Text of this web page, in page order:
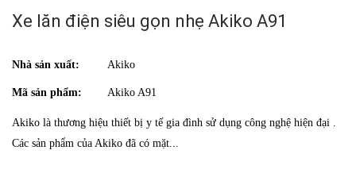
Xe lăn điện siêu gọn nhẹ Akiko A91
Nhà sản xuất: Akiko
Mã sản phẩm: Akiko A91
Akiko là thương hiệu thiết bị y tế gia đình sử dụng công nghệ hiện đại .
Các sản phẩm của Akiko đã có mặt...